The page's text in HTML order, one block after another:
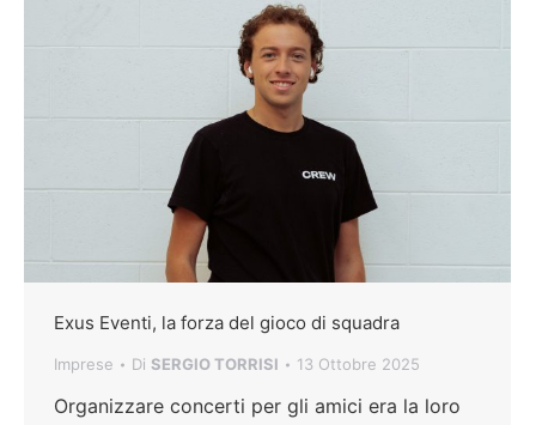
Exus Eventi, la forza del gioco di squadra
Imprese Di SERGIO TORRISI 13 Ottobre 2025
Organizzare concerti per gli amici era la loro